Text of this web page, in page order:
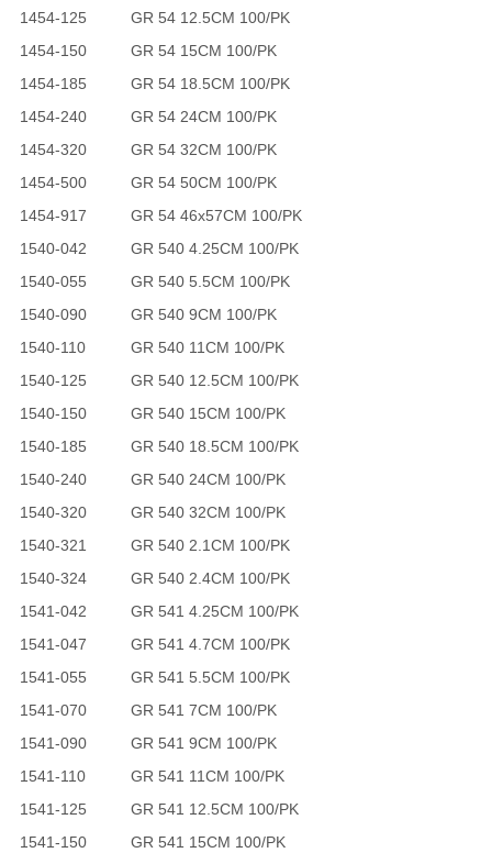
1454-125
GR 54 12.5CM 100/PK
1454-150
GR 54 15CM 100/PK
1454-185
GR 54 18.5CM 100/PK
1454-240
GR 54 24CM 100/PK
1454-320
GR 54 32CM 100/PK
1454-500
GR 54 50CM 100/PK
1454-917
GR 54 46x57CM 100/PK
1540-042
GR 540 4.25CM 100/PK
1540-055
GR 540 5.5CM 100/PK
1540-090
GR 540 9CM 100/PK
1540-110
GR 540 11CM 100/PK
1540-125
GR 540 12.5CM 100/PK
1540-150
GR 540 15CM 100/PK
1540-185
GR 540 18.5CM 100/PK
1540-240
GR 540 24CM 100/PK
1540-320
GR 540 32CM 100/PK
1540-321
GR 540 2.1CM 100/PK
1540-324
GR 540 2.4CM 100/PK
1541-042
GR 541 4.25CM 100/PK
1541-047
GR 541 4.7CM 100/PK
1541-055
GR 541 5.5CM 100/PK
1541-070
GR 541 7CM 100/PK
1541-090
GR 541 9CM 100/PK
1541-110
GR 541 11CM 100/PK
1541-125
GR 541 12.5CM 100/PK
1541-150
GR 541 15CM 100/PK